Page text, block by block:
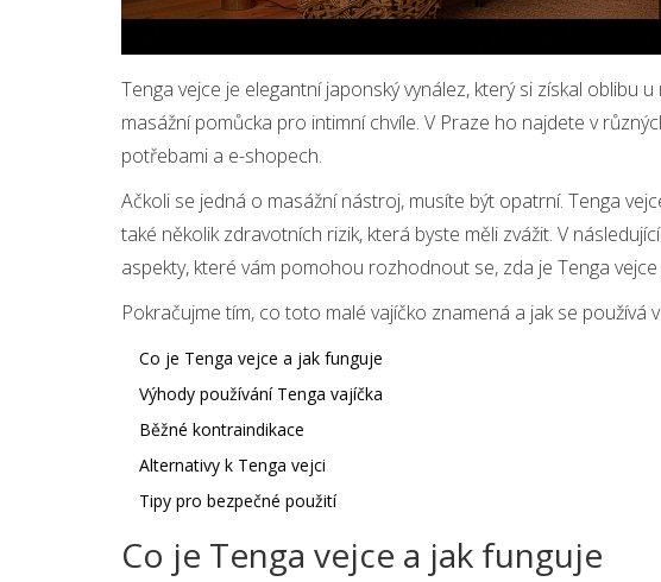
Tenga vejce je elegantní japonský vynález, který si získal oblibu
masážní pomůcka pro intimní chvíle. V Praze ho najdete v
potřebami a e-shopech.
Ačkoli se jedná o masážní nástroj, musíte být opatrní. Tenga
také několik zdravotních rizik, která byste měli zvážit. V
aspekty, které vám pomohou rozhodnout se, zda je Tenga
Pokračujme tím, co toto malé vajíčko znamená a jak se používá
Co je Tenga vejce a jak funguje
Výhody používání Tenga vajíčka
Běžné kontraindikace
Alternativy k Tenga vejci
Tipy pro bezpečné použití
Co je Tenga vejce a jak funguje